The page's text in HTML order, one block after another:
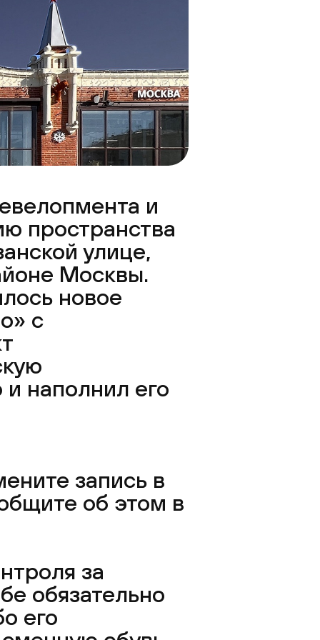
и
пространства
улице,
Москвы.
новое
с
и наполнил его
запись в
об этом в
за
обязательно
его